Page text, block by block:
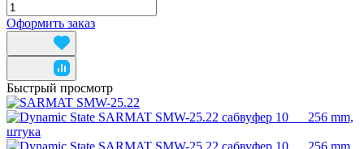
Оформить заказ
Быстрый просмотр